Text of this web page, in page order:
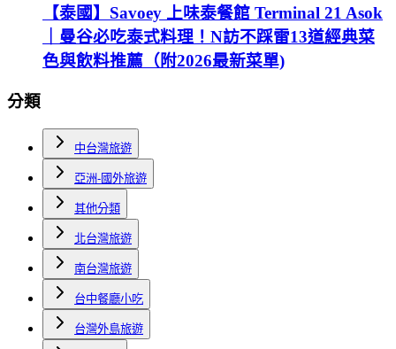
【泰國】Savoey 上味泰餐館 Terminal 21 Asok
｜曼谷必吃泰式料理！N訪不踩雷13道經典菜
色與飲料推薦（附2026最新菜單)
分類
中台灣旅遊
亞洲-國外旅遊
其他分類
北台灣旅遊
南台灣旅遊
台中餐廳小吃
台灣外島旅遊